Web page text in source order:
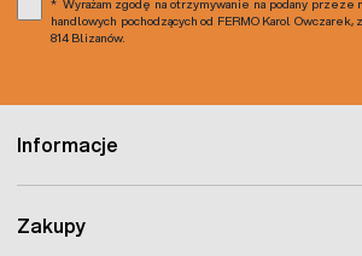
Informacje
Zakupy
Wyrażam zgodę na otrzymywanie na podany
handlowych pochodzących od FERMO Karol
814 Blizanów.